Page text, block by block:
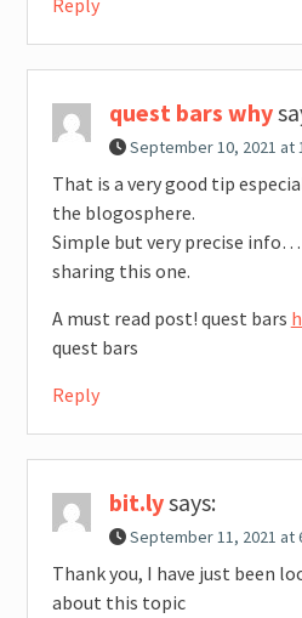
Reply
quest bars why
September 10, 2021 at
That is a very good tip
the blogosphere.
Simple but very precise
sharing this one.
A must read post! quest bars
quest bars
Reply
bit.lysays:
September 11, 2021 at
Thank you, I have just been
about this topic